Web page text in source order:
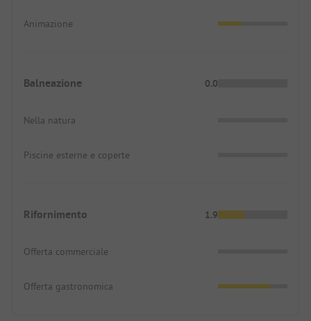
Animazione
Balneazione 0.0
Nella natura
Piscine esterne e coperte
Rifornimento 1.9
Offerta commerciale
Offerta gastronomica